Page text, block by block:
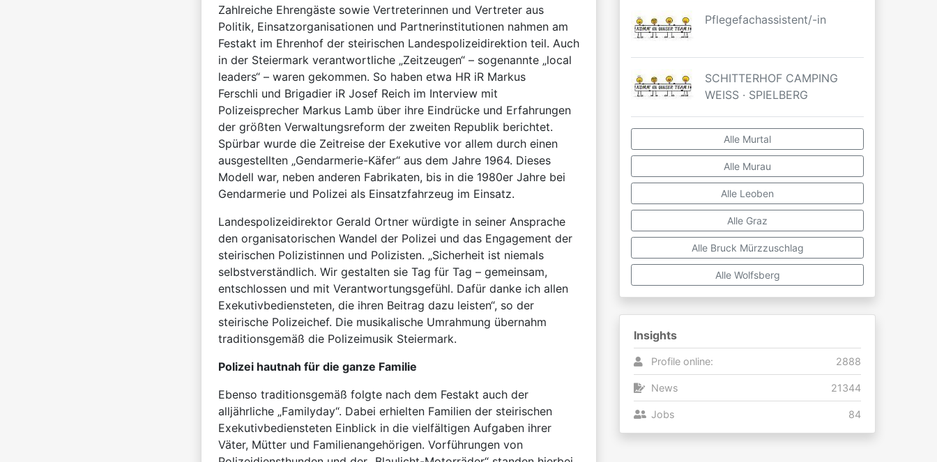
Zahlreiche Ehrengäste sowie Vertreterinnen und Vertreter aus
Politik, Einsatzorganisationen und Partnerinstitutionen nahmen am
Festakt im Ehrenhof der steirischen Landespolizeidirektion teil. Auch
in der Steiermark verantwortliche „Zeitzeugen“ – sogenannte „local
leaders“ – waren gekommen. So haben etwa HR iR Markus
Ferschli und Brigadier iR Josef Reich im Interview mit
Polizeisprecher Markus Lamb über ihre Eindrücke und Erfahrungen
der größten Verwaltungsreform der zweiten Republik berichtet.
Spürbar wurde die Zeitreise der Exekutive vor allem durch einen
ausgestellten „Gendarmerie-Käfer“ aus dem Jahre 1964. Dieses
Modell war, neben anderen Fabrikaten, bis in die 1980er Jahre bei
Gendarmerie und Polizei als Einsatzfahrzeug im Einsatz.
Landespolizeidirektor Gerald Ortner würdigte in seiner Ansprache
den organisatorischen Wandel der Polizei und das Engagement der
steirischen Polizistinnen und Polizisten. „Sicherheit ist niemals
selbstverständlich. Wir gestalten sie Tag für Tag – gemeinsam,
entschlossen und mit Verantwortungsgefühl. Dafür danke ich allen
Exekutivbediensteten, die ihren Beitrag dazu leisten“, so der
steirische Polizeichef. Die musikalische Umrahmung übernahm
traditionsgemäß die Polizeimusik Steiermark.
Polizei hautnah für die ganze Familie
Ebenso traditionsgemäß folgte nach dem Festakt auch der
alljährliche „Familyday“. Dabei erhielten Familien der steirischen
Exekutivbediensteten Einblick in die vielfältigen Aufgaben ihrer
Väter, Mütter und Familienangehörigen. Vorführungen von
Pflegefachassistent/-in
SCHITTERHOF CAMPING
WEISS · SPIELBERG
Alle Murtal
Alle Murau
Alle Leoben
Alle Graz
Alle Bruck Mürzzuschlag
Alle Wolfsberg
Insights
Profile online: 2888
News 21344
Jobs 84